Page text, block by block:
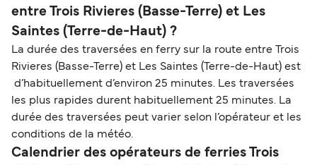
entre Trois Rivieres (Basse-Terre) et Les
Saintes (Terre-de-Haut) ?
La durée des traversées en ferry sur la route entre Trois
Rivieres (Basse-Terre) et Les Saintes (Terre-de-Haut) est
d’habituellement d’environ 25 minutes. Les traversées
les plus rapides durent habituellement 25 minutes. La
durée des traversées peut varier selon l’opérateur et les
conditions de la météo.
Calendrier des opérateurs de ferries Trois